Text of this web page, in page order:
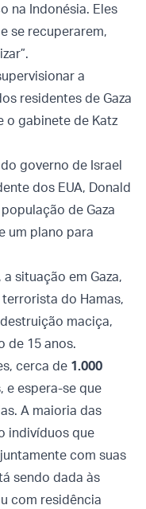
na Indonésia. Eles
se recuperarem,
a
residentes de Gaza
o gabinete de Katz
governo de Israel
dos EUA, Donald
de Gaza
um plano para
situação em Gaza,
do Hamas,
maciça,
de 15 anos.
cerca de 1.000
e espera-se que
A maioria das
indivíduos que
com suas
sendo dada às
com residência